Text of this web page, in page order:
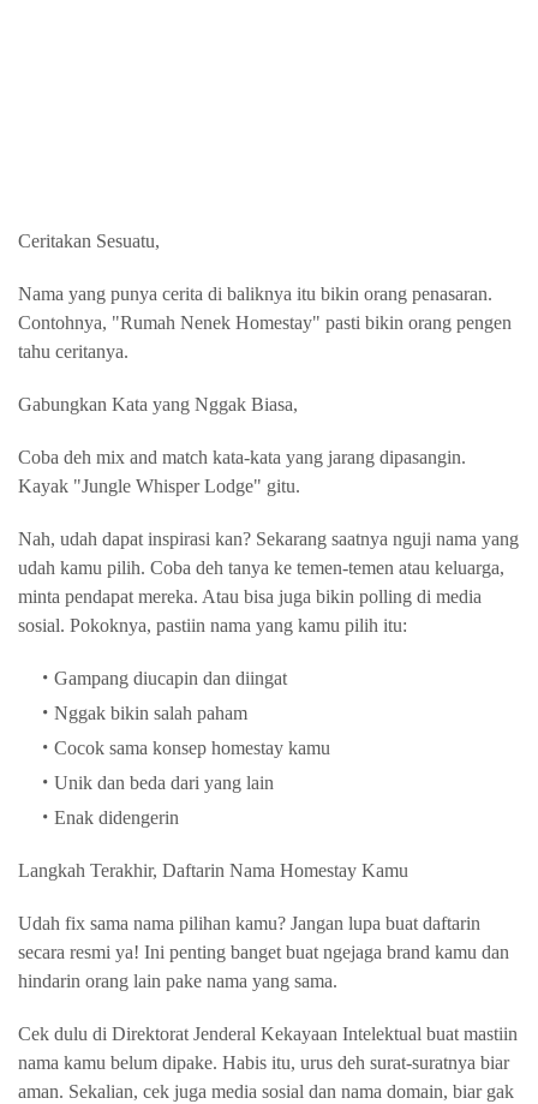
Ceritakan Sesuatu,
Nama yang punya cerita di baliknya itu bikin orang penasaran.
Contohnya, "Rumah Nenek Homestay" pasti bikin orang pengen
tahu ceritanya.
Gabungkan Kata yang Nggak Biasa,
Coba deh mix and match kata-kata yang jarang dipasangin.
Kayak "Jungle Whisper Lodge" gitu.
Nah, udah dapat inspirasi kan? Sekarang saatnya nguji nama yang
udah kamu pilih. Coba deh tanya ke temen-temen atau keluarga,
minta pendapat mereka. Atau bisa juga bikin polling di media
sosial. Pokoknya, pastiin nama yang kamu pilih itu:
Gampang diucapin dan diingat
Nggak bikin salah paham
Cocok sama konsep homestay kamu
Unik dan beda dari yang lain
Enak didengerin
Langkah Terakhir, Daftarin Nama Homestay Kamu
Udah fix sama nama pilihan kamu? Jangan lupa buat daftarin
secara resmi ya! Ini penting banget buat ngejaga brand kamu dan
hindarin orang lain pake nama yang sama.
Cek dulu di Direktorat Jenderal Kekayaan Intelektual buat mastiin
nama kamu belum dipake. Habis itu, urus deh surat-suratnya biar
aman. Sekalian, cek juga media sosial dan nama domain, biar gak